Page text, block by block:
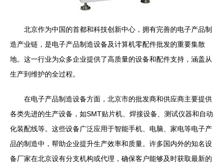
北京作为中国的首都和科技创新中心，拥有完善的电子产品制
造产业链，是电子产品制造设备及计算机零配件批发的重要集散
地。这一行业为众多企业提供了高质量的设备和配件支持，涵盖从
生产到维护的全过程。
在电子产品制造设备方面，北京市的批发商和供应商主要提供
各类先进的生产设备，如SMT贴片机、焊接设备、测试仪器和自动
化装配线等。这些设备广泛应用于智能手机、电脑、家电等电子产
品的制造中，帮助企业提升生产效率和质量。许多国内外的知名设
备厂家在北京设有分支机构或代理，确保客户能够及时获取最新的